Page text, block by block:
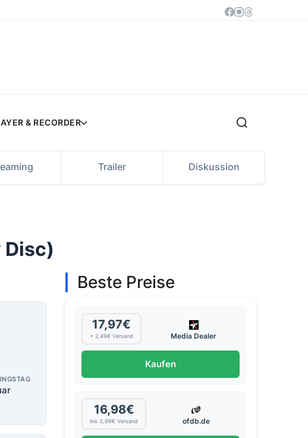
& RECORDER
Trailer Diskussion
Disc)
Beste Preise
Media Dealer
17,97€
+ 2,49€ Versand
Kaufen
ofdb.de
16,98€
bis 3,99€ Versand